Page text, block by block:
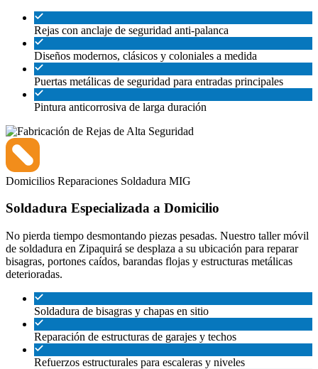
Rejas con anclaje de seguridad anti-palanca
Diseños modernos, clásicos y coloniales a medida
Puertas metálicas de seguridad para entradas principales
Pintura anticorrosiva de larga duración
Domicilios Reparaciones Soldadura MIG
Soldadura Especializada a Domicilio
No pierda tiempo desmontando piezas pesadas. Nuestro taller móvil
de soldadura en Zipaquirá se desplaza a su ubicación para reparar
bisagras, portones caídos, barandas flojas y estructuras metálicas
deterioradas.
Soldadura de bisagras y chapas en sitio
Reparación de estructuras de garajes y techos
Refuerzos estructurales para escaleras y niveles